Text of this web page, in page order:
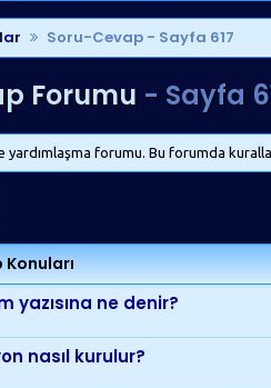
Soru-Cevap - Sayfa 617
Forumu - Sayfa
yardımlaşma forumu. Bu forumda
Konuları
yazısına ne denir?
nasıl kurulur?